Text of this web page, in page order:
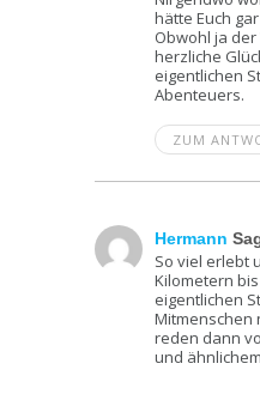
hätte Euch
Obwohl ja
herzliche
eigentlichen
Abenteuers.
ZUM
Hermann
So viel erlebt
Kilometern
eigentlichen
Mitmenschen
reden dann
und